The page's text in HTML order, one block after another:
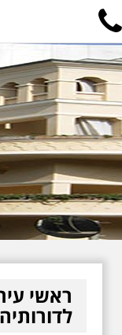
תל
האתר
ראשי